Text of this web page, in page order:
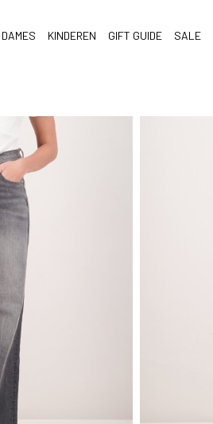
DAMES KINDEREN GIFT GUIDE SALE